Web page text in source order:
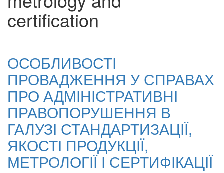
certification
ОСОБЛИВОСТІ
ПРОВАДЖЕННЯ У СПРАВАХ
ПРО АДМІНІСТРАТИВНІ
ПРАВОПОРУШЕННЯ В
ГАЛУЗІ СТАНДАРТИЗАЦІЇ,
ЯКОСТІ ПРОДУКЦІЇ,
МЕТРОЛОГІЇ І СЕРТИФІКАЦІЇ